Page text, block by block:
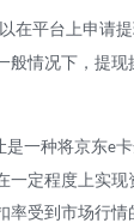
在平台上申请
般情况下，提现
是一种将京东e
定程度上实现
率受到市场行情